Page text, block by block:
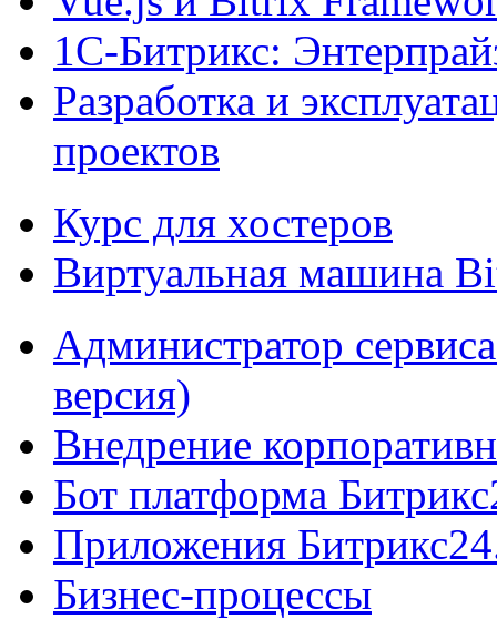
1С-Битрикс:
Разработка и
проектов
Курс для хостеров
Виртуальная машина
Администратор
версия)
Внедрение
Бот платформа
Приложения
Бизнес-процессы